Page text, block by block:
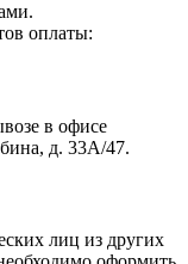
оплаты:
в офисе
д. 33А/47.
лиц из других